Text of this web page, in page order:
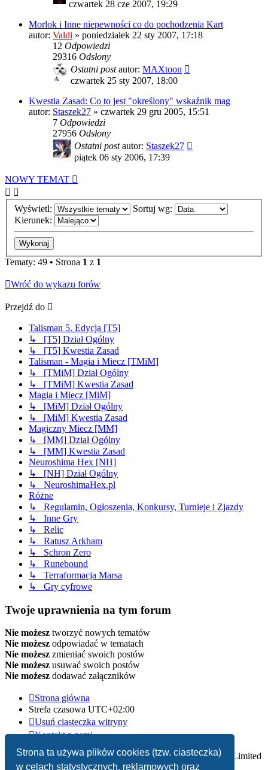
Strona ta używa plików cookies (tzw. ciasteczka)
w celach statystycznych, reklamowych oraz
czwartek 28 cze 2007, 19:29
Morlok i Inne niepewności co do pochodzenia Kart
autor: Valdi » poniedziałek 22 sty 2007, 17:18
12 Odpowiedzi
29316 Odsłony
Ostatni postautor: MAXtoon
czwartek 25 sty 2007, 18:00
Kwestia Zasad: Co to jest "określony" wskaźnik mag
autor: Staszek27 » czwartek 29 gru 2005, 15:51
7 Odpowiedzi
27956 Odsłony
Ostatni postautor: Staszek27
piątek 06 sty 2006, 17:39
NOWY TEMAT
Wyświetl:
Sortuj wg:
Kierunek:
Tematy: 49 • Strona 1 z 1
Wróć do wykazu forów
Przejdź do
Talisman 5. Edycja [T5]
↳ [T5] Dział Ogólny
↳ [T5] Kwestia Zasad
Talisman - Magia i Miecz [TMiM]
↳ [TMiM] Dział Ogólny
↳ [TMiM] Kwestia Zasad
Magia i Miecz [MiM]
↳ [MiM] Dział Ogólny
↳ [MiM] Kwestia Zasad
Magiczny Miecz [MM]
↳ [MM] Dział Ogólny
↳ [MM] Kwestia Zasad
Neuroshima Hex [NH]
↳ [NH] Dział Ogólny
↳ NeuroshimaHex.pl
Różne
↳ Regulamin, Ogłoszenia, Konkursy, Turnieje i Zjazdy
↳ Inne Gry
↳ Relic
↳ Ratusz Arkham
↳ Schron Zero
↳ Runebound
↳ Terraformacja Marsa
↳ Gry cyfrowe
Twoje uprawnienia na tym forum
Nie możesz tworzyć nowych tematów
Nie możesz odpowiadać w tematach
Nie możesz zmieniać swoich postów
Nie możesz usuwać swoich postów
Nie możesz dodawać załączników
Strona główna
Strefa czasowa UTC+02:00
Usuń ciasteczka witryny
Kontakt z nami
Technologię dostarczaphpBB® Forum Software © phpBB Limited